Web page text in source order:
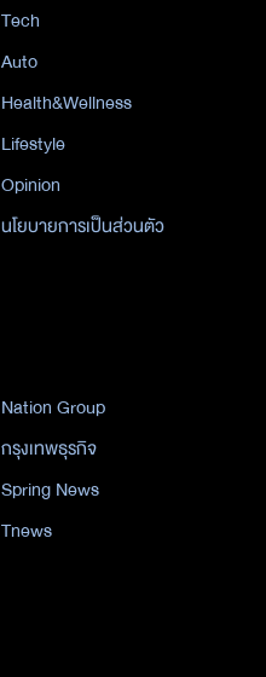
Tech
Auto
Health&Wellness
Lifestyle
Opinion
นโยบายการเป็นส่วนตัว
Nation Group
กรุงเทพธุรกิจ
Spring News
Tnews